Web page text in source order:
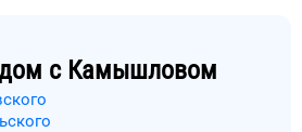
с Камышловом